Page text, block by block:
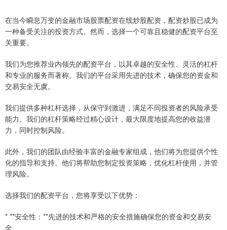
在当今瞬息万变的金融市场股票配资在线炒股配资，配资炒股已成为
一种备受关注的投资方式。然而，选择一个可靠且稳健的配资平台至
关重要。
我们为您推荐业内领先的配资平台，以其卓越的安全性、灵活的杠杆
和专业的服务而著称。我们的平台采用先进的技术，确保您的资金和
交易安全无虞。
我们提供多种杠杆选择，从保守到激进，满足不同投资者的风险承受
能力。我们的杠杆策略经过精心设计，最大限度地提高您的收益潜
力，同时控制风险。
此外，我们的团队由经验丰富的金融专家组成，他们将为您提供个性
化的指导和支持。他们将帮助您制定投资策略，优化杠杆使用，并管
理风险。
选择我们的配资平台，您将享受以下优势：
* **安全性：**先进的技术和严格的安全措施确保您的资金和交易安
全。